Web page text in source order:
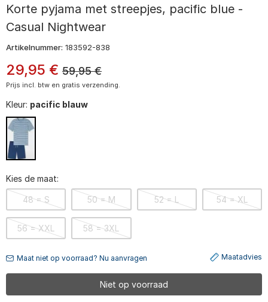
Korte pyjama met streepjes, pacific blue -
Casual Nightwear
Artikelnummer: 183592-838
29,95 € 59,95€
Prijs incl. btw en gratis verzending.
Kleur: pacific blauw
Kies de maat:
48 = S 50 = M 52 = L 54 = XL
56 = XXL 58 = 3XL
Maat niet op voorraad? Nu aanvragen Maatadvies
Niet op voorraad